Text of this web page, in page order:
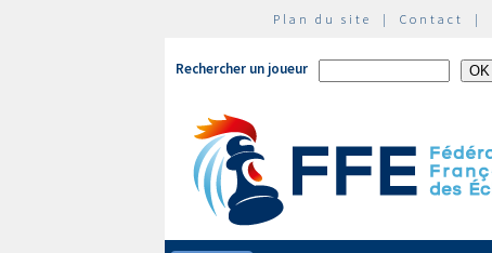
Plan du site | Contact |
Rechercher un joueur